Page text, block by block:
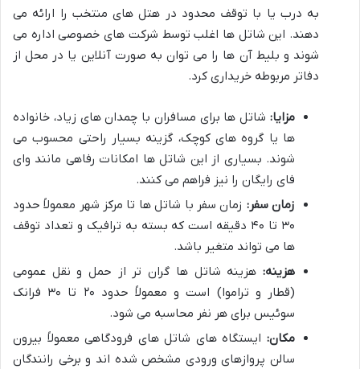
به درب یا با توقف محدود در هتل های منتخب را ارائه می
دهند. این شاتل ها اغلب توسط شرکت های خصوصی اداره می
شوند و بلیط آن ها را می توان به صورت آنلاین یا در محل از
دفاتر مربوطه خریداری کرد.
مزایا: شاتل ها برای مسافران با چمدان های زیاد، خانواده
ها یا گروه های کوچک، گزینه بسیار راحتی محسوب می
شوند. بسیاری از این شاتل ها امکانات رفاهی مانند وای
فای رایگان را نیز فراهم می کنند.
زمان سفر: زمان سفر با شاتل ها تا مرکز شهر معمولاً حدود
۳۰ تا ۴۰ دقیقه است که بسته به ترافیک و تعداد توقف
ها می تواند متغیر باشد.
هزینه: هزینه شاتل ها گران تر از حمل و نقل عمومی
(قطار و تراموا) است و معمولاً حدود ۲۰ تا ۳۰ فرانک
سوئیس برای هر نفر محاسبه می شود.
مکان: ایستگاه های شاتل های فرودگاهی معمولاً بیرون
سالن پروازهای ورودی مشخص شده اند و برخی رانندگان